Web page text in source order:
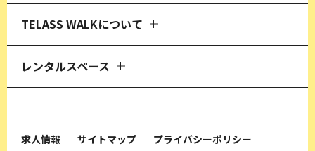
TELASS WALKについて
レンタルスペース
求人情報 サイトマップ
プライバシーポリシー